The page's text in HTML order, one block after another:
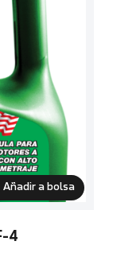
Añadir a bolsa
4